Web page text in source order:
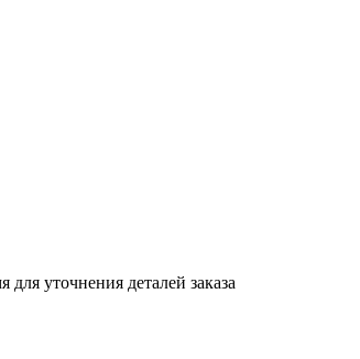
уточнения деталей заказа